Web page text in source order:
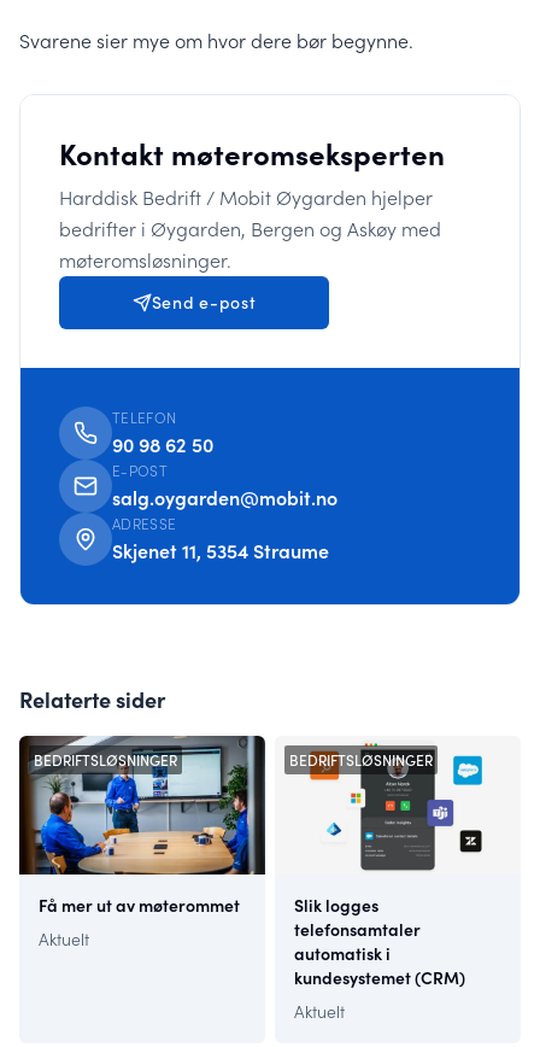
Svarene sier mye om hvor dere bør begynne.
Kontakt møteromseksperten
Harddisk Bedrift / Mobit Øygarden hjelper
bedrifter i Øygarden, Bergen og Askøy med
møteromsløsninger.
Send e-post
TELEFON
90 98 62 50
E-POST
salg.oygarden@mobit.no
ADRESSE
Skjenet 11, 5354 Straume
Relaterte sider
BEDRIFTSLØSNINGER
Få mer ut av møterommet
Aktuelt
BEDRIFTSLØSNINGER
Slik logges
telefonsamtaler
automatisk i
kundesystemet (CRM)
Aktuelt